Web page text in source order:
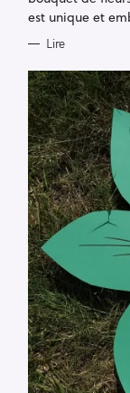
est unique et
Lire